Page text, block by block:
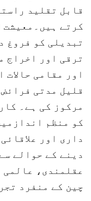
قابل تقلید
کرتے ہیں۔معیشت
تبدیلی کو فروغ
ترقی اور اخراج
اور مقامی
قلیل مدتی
مرکوز کی ہے۔
کو منظم
داری اور
دینے کے حوالے
عقلمندی،
چین کے منفرد